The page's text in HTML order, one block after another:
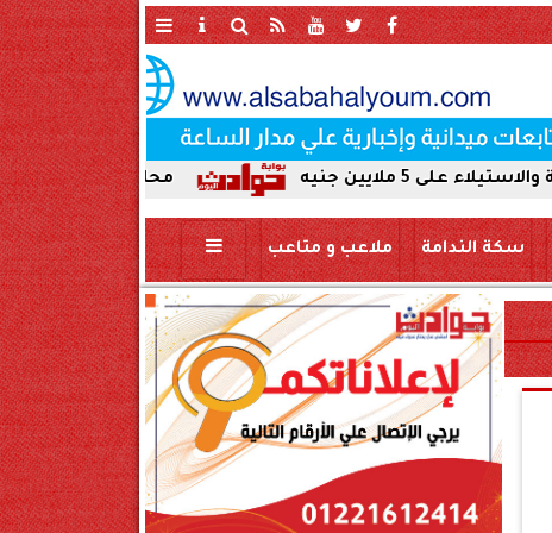
محافظ سوهاج يحيل واقعة ردم نهر
سكة الندامة ملاعب و متاعب